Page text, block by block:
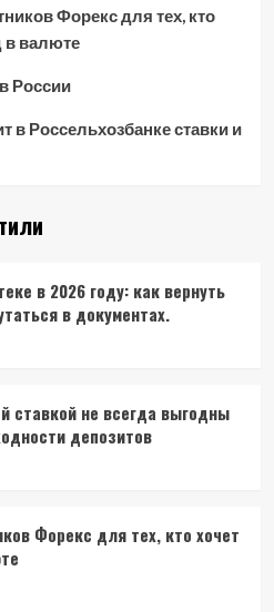
Форекс для тех, кто
в валюте
России
в Россельхозбанке ставки и
в 2026 году: как вернуть
в документах.
ставкой не всегда выгодны
депозитов
Форекс для тех, кто хочет